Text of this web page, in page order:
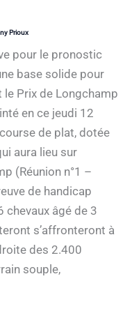
Prioux
pour le pronostic
base solide pour
le Prix de Longchamp
en ce jeudi 12
de plat, dotée
aura lieu sur
(Réunion n°1 –
de handicap
chevaux âgé de 3
s’affronteront à
des 2.400
souple,